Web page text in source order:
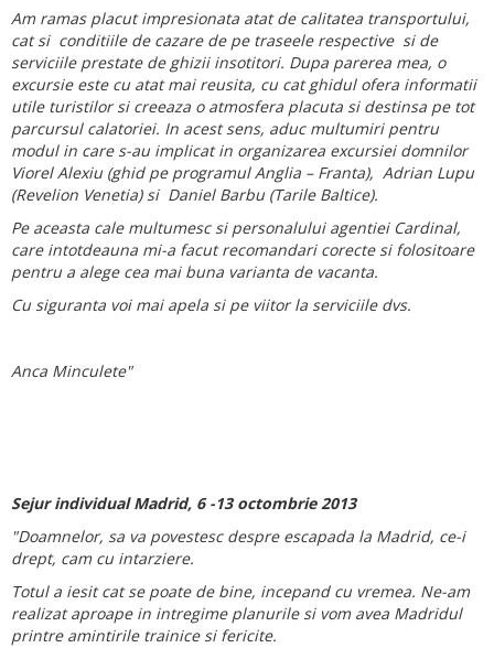
Am ramas placut impresionata atat de calitatea transportului,
cat si conditiile de cazare de pe traseele respective si de
serviciile prestate de ghizii insotitori. Dupa parerea mea, o
excursie este cu atat mai reusita, cu cat ghidul ofera informatii
utile turistilor si creeaza o atmosfera placuta si destinsa pe tot
parcursul calatoriei. In acest sens, aduc multumiri pentru
modul in care s-au implicat in organizarea excursiei domnilor
Viorel Alexiu (ghid pe programul Anglia – Franta), Adrian Lupu
(Revelion Venetia) si Daniel Barbu (Tarile Baltice).
Pe aceasta cale multumesc si personalului agentiei Cardinal,
care intotdeauna mi-a facut recomandari corecte si folositoare
pentru a alege cea mai buna varianta de vacanta.
Cu siguranta voi mai apela si pe viitor la serviciile dvs.
Anca Minculete"
Sejur individual Madrid, 6 -13 octombrie 2013
"Doamnelor, sa va povestesc despre escapada la Madrid, ce-i
drept, cam cu intarziere.
Totul a iesit cat se poate de bine, incepand cu vremea. Ne-am
realizat aproape in intregime planurile si vom avea Madridul
printre amintirile trainice si fericite.